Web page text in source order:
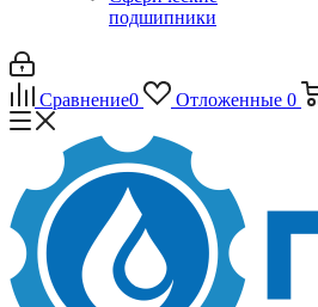
подшипники
Сравнение0 Отложенные 0